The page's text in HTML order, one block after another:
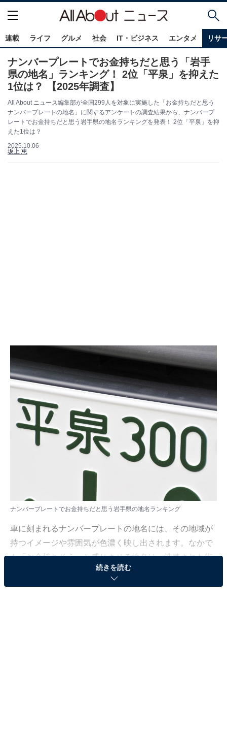
連載 ライフ グルメ 社会 IT・ビジネス エンタメ リサ
ナンバープレートでお金持ちだと思う「岩手
県の地名」ランキング！ 2位「平泉」を抑えた
1位は？ 【2025年調査】
All About ニュース編集部が全国299人を対象に実施した「お金持ちだと思う
ナンバープレートの地名」に関するアンケートの調査結果から、ナンバープ
レートでお金持ちだと思う岩手県の地名ランキングを発表！ 2位「平泉」を抑
えた1位は？
2025.10.06
坂上 恵
ナンバープレートでお金持ちだと思う岩手県の地名ランキング
車に刻まれるナンバープレートの地名には、その地域が
持つイメージや雰囲気が色濃く映し出されます。なかで
も「お金持ちそう」と感じさせる地名は、洗練された街
並みや歴史的背景、高級感のある暮らしの印象と結びつ
き、人々の注目を集めています。
続きを読む